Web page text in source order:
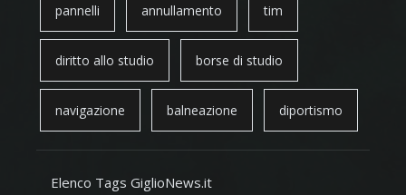
pannelli annullamento tim
diritto allo studio borse di studio
navigazione balneazione diportismo
Elenco Tags GiglioNews.it